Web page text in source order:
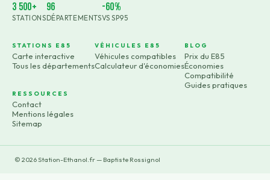
3 500+
STATIONS
96
DÉPARTEMENTS
-60%
VS SP95
STATIONS E85
Carte interactive
Tous les départements
VÉHICULES E85
Véhicules compatibles
Calculateur d'économies
BLOG
Prix du E85
Économies
Compatibilité
Guides pratiques
RESSOURCES
Contact
Mentions légales
Sitemap
© 2026Station-Ethanol.fr — Baptiste Rossignol